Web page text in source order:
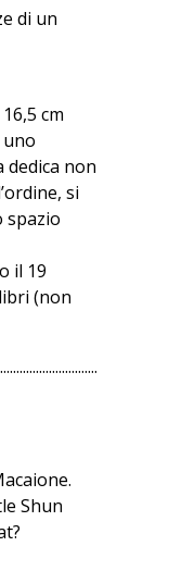
di un
cm
uno
dedica non
si
spazio
il 19
(non
Shun